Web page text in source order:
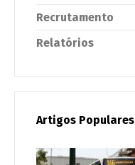
Recrutamento
Relatórios
Artigos Populares